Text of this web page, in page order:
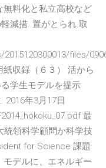
無料化と私立高校など
減措. 置がとられ 取
files/
収録（６３） 活から
学生モデルを提示
2016年3月17日
最
統領科学顧問か科学技
for Science 課題
デルに、エネルギー